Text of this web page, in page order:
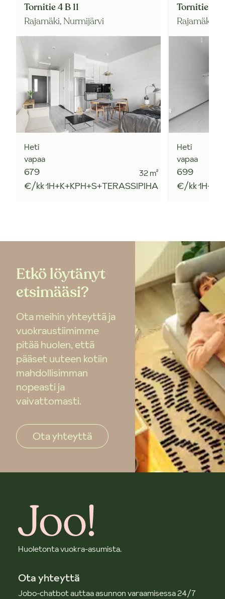
Tornitie 4 B 11
Rajamäki, Nurmijärvi
Heti
vapaa
679
€/kk
32m²
1H+K+KPH+S+TERASSIPIHA
Tornitie 6
Rajamäki,
Heti
vapaa
699
€/kk
Etkö löytänyt
etsimääsi?
Ota meihin yhteyttä ja
vuokraustiimimme
pitää huolen, että
pääset uuteen kotiin
mahdollisimman
nopeasti ja
vaivattomasti.
Ota yhteyttä
Huoletonta vuokra-asumista.
Ota yhteyttä
Jobo-chatbot auttaa asunnon varaamisessa 24/7